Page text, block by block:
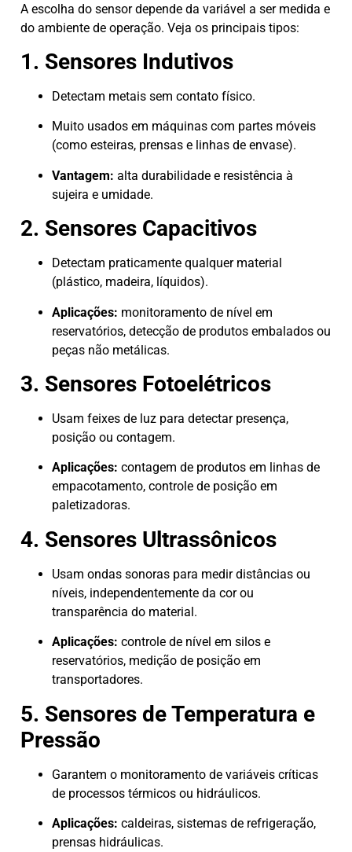
A escolha do sensor depende da variável a ser medida e
do ambiente de operação. Veja os principais tipos:
1. Sensores Indutivos
Detectam metais sem contato físico.
Muito usados em máquinas com partes móveis
(como esteiras, prensas e linhas de envase).
Vantagem: alta durabilidade e resistência à
sujeira e umidade.
2. Sensores Capacitivos
Detectam praticamente qualquer material
(plástico, madeira, líquidos).
Aplicações: monitoramento de nível em
reservatórios, detecção de produtos embalados ou
peças não metálicas.
3. Sensores Fotoelétricos
Usam feixes de luz para detectar presença,
posição ou contagem.
Aplicações: contagem de produtos em linhas de
empacotamento, controle de posição em
paletizadoras.
4. Sensores Ultrassônicos
Usam ondas sonoras para medir distâncias ou
níveis, independentemente da cor ou
transparência do material.
Aplicações: controle de nível em silos e
reservatórios, medição de posição em
transportadores.
5. Sensores de Temperatura e
Pressão
Garantem o monitoramento de variáveis críticas
de processos térmicos ou hidráulicos.
Aplicações: caldeiras, sistemas de refrigeração,
prensas hidráulicas.